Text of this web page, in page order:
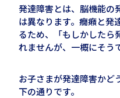
発達障害とは、脳機能の
は異なります。癇癪と発
るため、「もしかしたら
れませんが、一概にそう
お子さまが発達障害かど
下の通りです。